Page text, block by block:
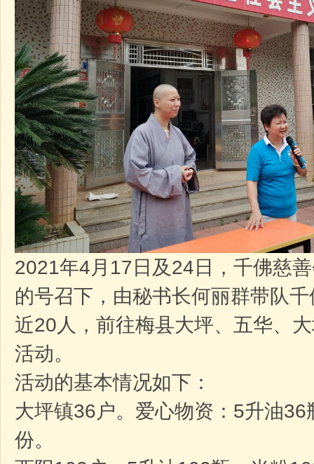
2021年4月17日及24日，千佛慈
的号召下，由秘书长何丽群带队
近20人，前往梅县大坪、五华、
活动。
活动的基本情况如下：
大坪镇36户。爱心物资：5升油
份。